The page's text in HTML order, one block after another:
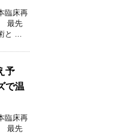
臨床再
最先
と ...
予
で温
臨床再
最先